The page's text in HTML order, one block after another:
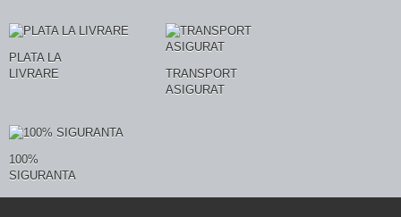
PLATA LA
LIVRARE
TRANSPORT
ASIGURAT
100%
SIGURANTA